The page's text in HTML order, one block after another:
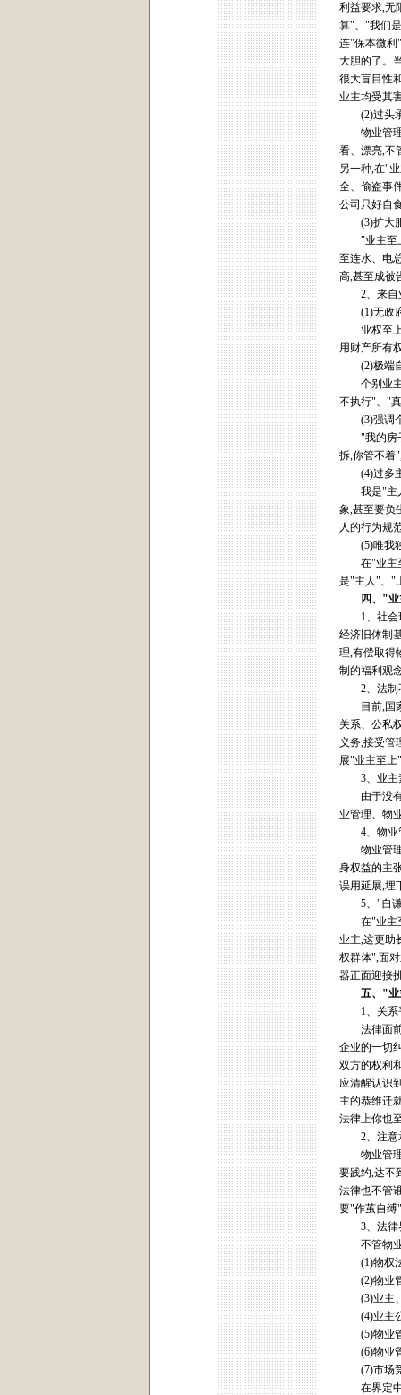
利益要求,无
算"、"我们
连"保本微利
大胆的了。
很大盲目性
业主均受其
(2)过头
物业管理
看、漂亮,不
另一种,在"
全、偷盗事
公司只好自
(3)扩大服
"业主至上"
至连水、电
高,甚至成被
2、来自
(1)无政府
业权至上,"
用财产所有
(2)极端自
个别业主
不执行"、"
(3)强调个
"我的房子
拆,你管不着
(4)过多主
我是"主人
象,甚至要负
人的行为规
(5)唯我独
在"业主至
是"主人"、"
四、 "
1、社会环
经济旧体制
理,有偿取得
制的福利观
2、法制
目前,国家
关系、公私
义务,接受管
展"业主至上
3、业主
由于没有
业管理、物
4、物业
物业管理
身权益的主
误用延展,埋
5、"自谦"
在"业主至
业主,这更助
权群体",面
器正面迎接
五、 "
1、关系
法律面前
企业的一切
双方的权利
应清醒认识
主的恭维迁
法律上你也
2、注意
物业管理
要践约,达不
法律也不管
要"作茧自缚
3、法律
不管物业
(1)物权
(2)物业管
(3)业主、
(4)业主公
(5)物业管
(6)物业管
(7)市场竞
在界定中